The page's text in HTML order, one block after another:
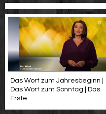
Das Wort zum Jahresbeginn |
Das Wort zum Sonntag | Das
Erste